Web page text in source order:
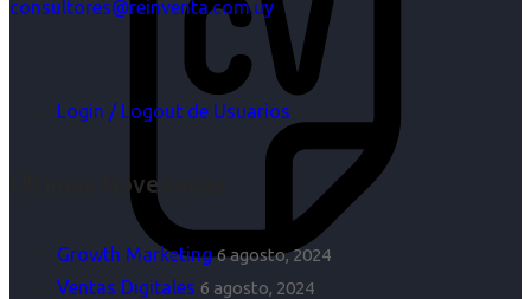
consultores@reinventa.com.uy
Login / Logout de Usuarios
Últimas Novedades
Growth Marketing 6 agosto, 2024
Ventas Digitales 6 agosto, 2024